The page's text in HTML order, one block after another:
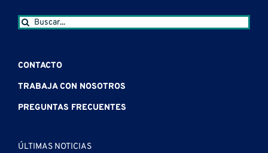
Buscar:
CONTACTO
TRABAJA CON NOSOTROS
PREGUNTAS FRECUENTES
ÚLTIMAS NOTICIAS